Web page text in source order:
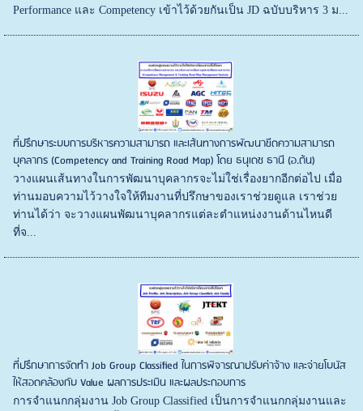
Performance และ Competency เข้าไว้ด้วยกันเป็น JD ฉบับบริหาร 3 ม...
ที่ปรึกษาระบบการบริหารความสามารถ และเส้นทางการพัฒนาขีดความสามารถ
บุคลากร (Competency and Training Road Map) โดย ธนุเดช ธานี (อ.ต้น)
วางแผนเส้นทางในการพัฒนาบุคลากรจะไม่ใช่เรื่องยากอีกต่อไป เมื่อ
ท่านมอบความไว้วางใจให้ทีมงานที่ปรึกษาของเราช่วยดูแล เราช่วย
ท่านได้ว่า จะวางแผนพัฒนาบุคลากรแต่ละตำแหน่งงานด้านไหนดี
ที่จ...
ที่ปรึกษาการจัดทำ Job Group Classified ในการพิจารณาปรับค่าจ้าง และจ่ายโบนัส
ให้สอดคล้องกับ Value ผลการประเมิน และผลประกอบการ
การจำแนกกลุ่มงาน Job Group Classified เป็นการจำแนกกลุ่มงานและ